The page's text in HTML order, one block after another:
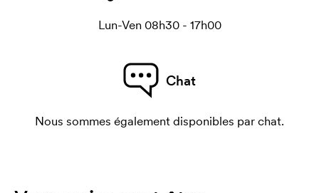
Lun-Ven 08h30 - 17h00
Chat
Nous sommes également disponibles par chat.